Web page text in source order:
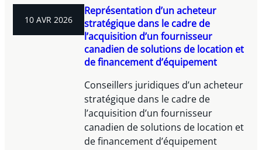
10 AVR 2026
Représentation d’un acheteur
stratégique dans le cadre de
l’acquisition d’un fournisseur
canadien de solutions de location et
de financement d’équipement
Conseillers juridiques d’un acheteur
stratégique dans le cadre de
l’acquisition d’un fournisseur
canadien de solutions de location et
de financement d’équipement